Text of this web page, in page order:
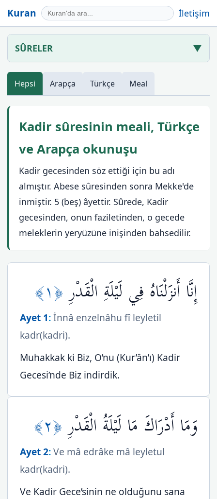
Kuran İletişim
SÛRELER ▼
Hepsi Arapça Türkçe Meal
Kadir sûresinin meali, Türkçe
ve Arapça okunuşu
Kadir gecesinden söz ettiği için bu adı
almıştır. Abese sûresinden sonra Mekke'de
inmiştir. 5 (beş) âyettir. Sûrede, Kadir
gecesinden, onun faziletinden, o gecede
meleklerin yeryüzüne inişinden bahsedilir.
إِنَّا أَنزَلْنَاهُ فِي لَيْلَةِ الْقَدْرِ﴿١﴾
Ayet 1:İnnâ enzelnâhu fî leyletil
kadr(kadri).
Muhakkak ki Biz, O’nu (Kur’ân’ı) Kadir
Gecesi’nde Biz indirdik.
وَمَا أَدْرَاكَ مَا لَيْلَةُ الْقَدْرِ﴿٢﴾
Ayet 2:Ve mâ edrâke mâ leyletul
kadr(kadri).
Ve Kadir Gece’sinin ne olduğunu sana